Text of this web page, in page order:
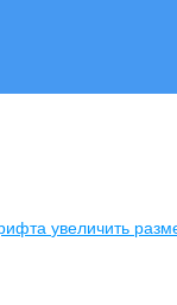
увеличить